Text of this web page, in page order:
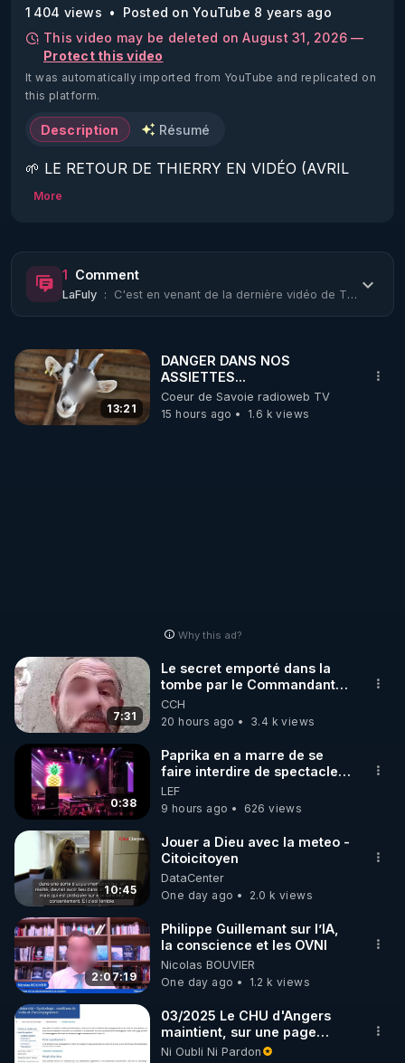
1 404 views
Posted on YouTube 8 years ago
This video may be deleted on August 31, 2026 —
Protect this video
It was automatically imported from YouTube and replicated on
this platform.
Description Résumé
🌱 LE RETOUR DE THIERRY EN VIDÉO (AVRIL
2022)!
https://www.rgnr.fr/presentation.html
🌱 LE MAGAZINE RÉGÉNÈRE
🌱 LA BOUTIQUE DU MAGAZINE
Pour obtenir les anciens numéros que vous avez
🌱 INSTAGRAM
https://www.instagram.com/rdlr_thierrycasasnovas/
http://rgnr.li/instagram
🌱 LA NEWSLETTER
Pour ne pas rater l’actualité RGNR (stages,
http://rgnr.li/news
🌱 VIDÉOS NON CENSURÉES SUR ODYSEE
Toutes les vidéos Youtube sont aussi sur la
http://rgnr.li/odysee
🌱 LES STAGES EN PRÉSENTIEL
http://rgnr.li/stages
More
1 Comment
LaFuly : C'est en venant de la dernière vidéo de Thierry Casasnovas en date d'aujourd'hui...
13:21
DANGER DANS NOS
ASSIETTES...
Coeur de Savoie radioweb TV
15 hours ago
1.6 k views
Why this ad?
7:31
Le secret emporté dans la
tombe par le Commandant
Cousteau le 25 juin 1997
CCH
20 hours ago
3.4 k views
0:38
Paprika en a marre de se
faire interdire de spectacle.
Elle décide donc de devenir
DJ !
LEF
9 hours ago
626 views
10:45
Jouer a Dieu avec la meteo -
Citoicitoyen
DataCenter
One day ago
2.0 k views
2:07:19
Philippe Guillemant sur l’IA,
la conscience et les OVNI
Nicolas BOUVIER
One day ago
1.2 k views
03/2025 Le CHU d'Angers
maintient, sur une page
mise à jour, ses consignes
Ni Oubli Ni Pardon